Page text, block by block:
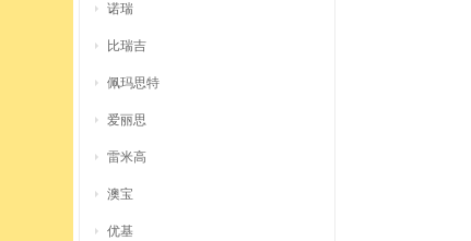
诺瑞
比瑞吉
佩玛思特
爱丽思
雷米高
澳宝
优基